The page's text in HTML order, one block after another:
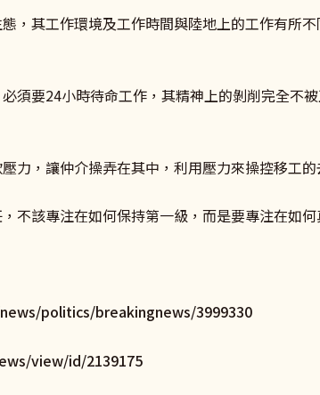
，其工作環境及工作時間與陸地上的工作有所
須要24小時待命工作，其精神上的剝削完全不
力，讓仲介操弄在其中，利用壓力來操控移工
不該專注在如何保持第一級，而是要專注在如
politics/breakingnews/3999330
view/id/2139175